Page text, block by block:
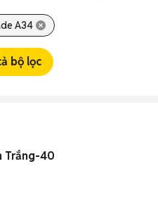
A34
bộ lọc
Trắng-40